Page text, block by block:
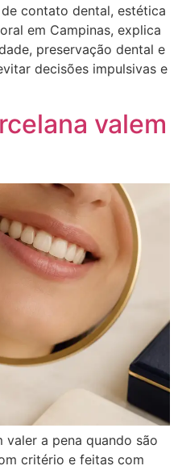
contato dental, estética
em Campinas, explica
preservação dental e
decisões impulsivas e
valem
valer a pena quando são
critério e feitas com